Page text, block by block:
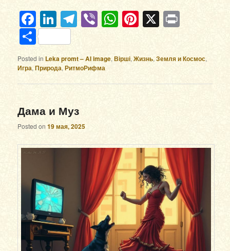
Facebook
LinkedIn
Telegram
ViberWhatsApp
Pinterest
X
Отправить
Posted in Leka promt – AI image,Вірші,Жизнь,Земля и Космос,
Игра,Природа,РитмоРифма
Дама и Муз
Posted on19 мая, 2025